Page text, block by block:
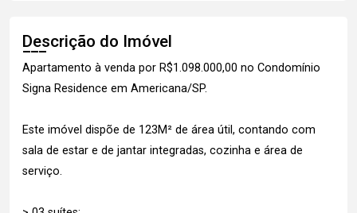
Descrição do Imóvel
Apartamento à venda por R$1.098.000,00 no Condomínio
Signa Residence em Americana/SP.
Este imóvel dispõe de 123M² de área útil, contando com
sala de estar e de jantar integradas, cozinha e área de
serviço.